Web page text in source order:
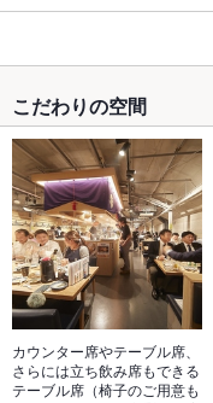
こだわりの空間
カウンター席やテーブル席、
さらには立ち飲み席もできる
テーブル席（椅子のご用意も